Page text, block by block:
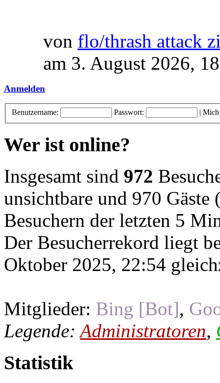
von flo/thrash attack
am 3. August 2026,
Anmelden
Benutzername: Passwort: | Mich
Wer ist online?
Insgesamt sind 972
unsichtbare und 970 Gäste
Besuchern der letzten 5
Der Besucherrekord liegt
Oktober 2025, 22:54
Mitglieder: Bing [Bot],
Legende:Administratoren,
Statistik